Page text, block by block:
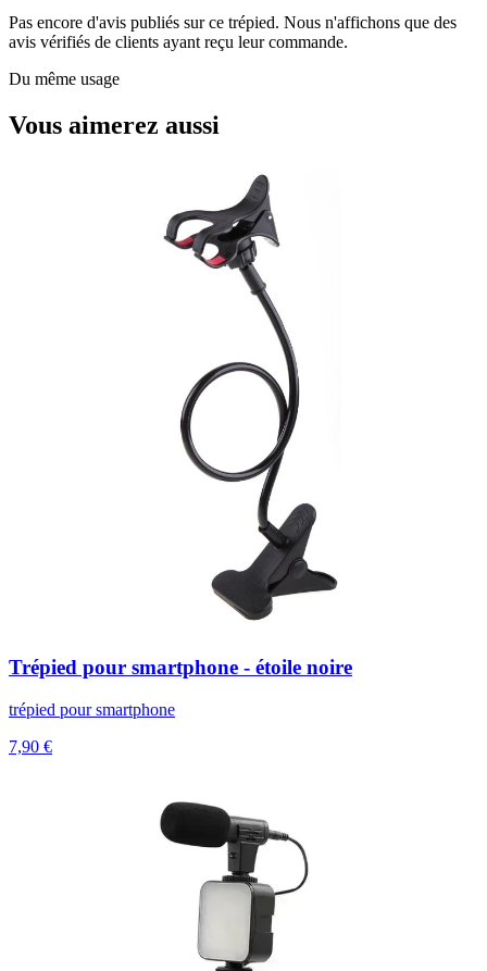
Pas encore d'avis publiés sur ce trépied. Nous n'affichons que des
avis vérifiés de clients ayant reçu leur commande.
Du même usage
Vous aimerez aussi
Trépied pour smartphone - étoile noire
trépied pour smartphone
7,90 €